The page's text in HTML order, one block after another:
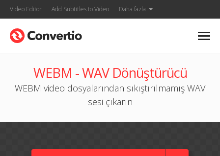
Video Editor Add Subtitles to Video Daha fazla
WEBM - WAV Dönüştürücü
WEBM video dosyalarından sıkıştırılmamış WAV
sesi çıkarın